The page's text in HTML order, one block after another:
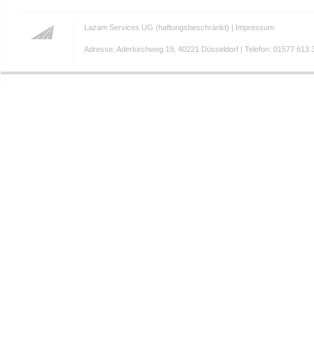
Lazam Services UG (haftungsbeschränkt) | Impressum
Adresse: Aderkirchweg 19, 40221 Düsseldorf | Telefon: 01577